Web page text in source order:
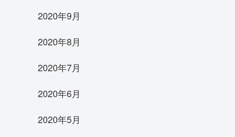
2020年9月
2020年8月
2020年7月
2020年6月
2020年5月